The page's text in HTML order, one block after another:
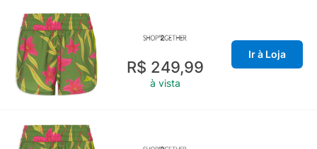
R$ 249,99
à vista
Ir à Loja